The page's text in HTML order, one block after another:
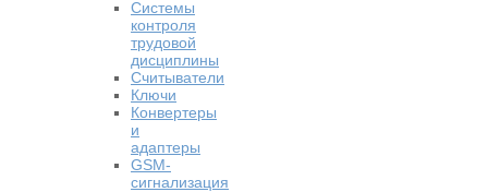
Системы
контроля
трудовой
дисциплины
Считыватели
Ключи
Конвертеры
и
адаптеры
GSM-
сигнализация